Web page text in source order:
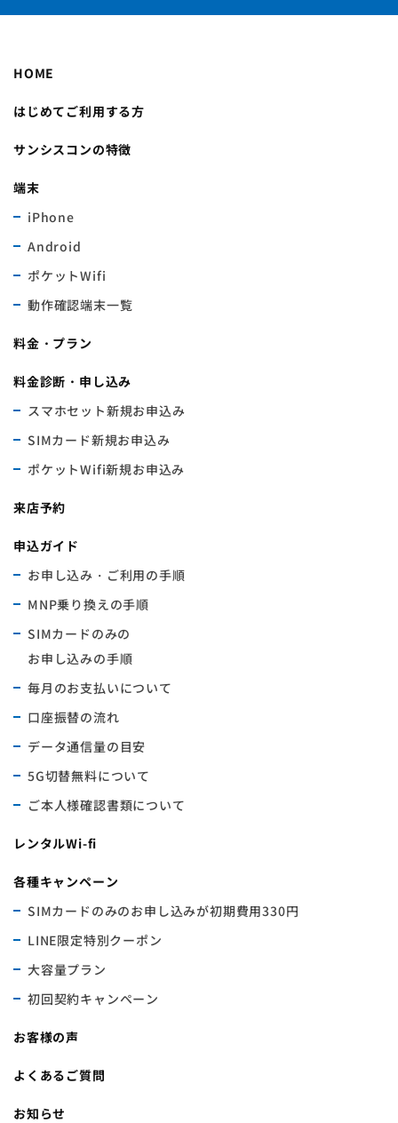
HOME
はじめてご利用する方
サンシスコンの特徴
端末
iPhone
Android
ポケットWifi
動作確認端末一覧
料金・プラン
料金診断・申し込み
スマホセット新規お申込み
SIMカード新規お申込み
ポケットWifi新規お申込み
来店予約
申込ガイド
お申し込み・ご利用の手順
MNP乗り換えの手順
SIMカードのみの
お申し込みの手順
毎月のお支払いについて
口座振替の流れ
データ通信量の目安
5G切替無料について
ご本人様確認書類について
レンタルWi-fi
各種キャンペーン
SIMカードのみのお申し込みが初期費用330円
LINE限定特別クーポン
大容量プラン
初回契約キャンペーン
お客様の声
よくあるご質問
お知らせ